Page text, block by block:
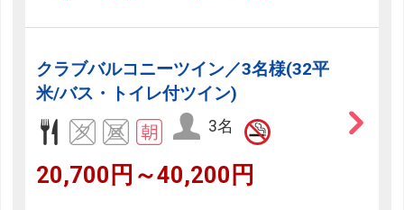
クラブバルコニーツイン／3名様(32平
米/バス・トイレ付ツイン)
3名
20,700円～40,200円